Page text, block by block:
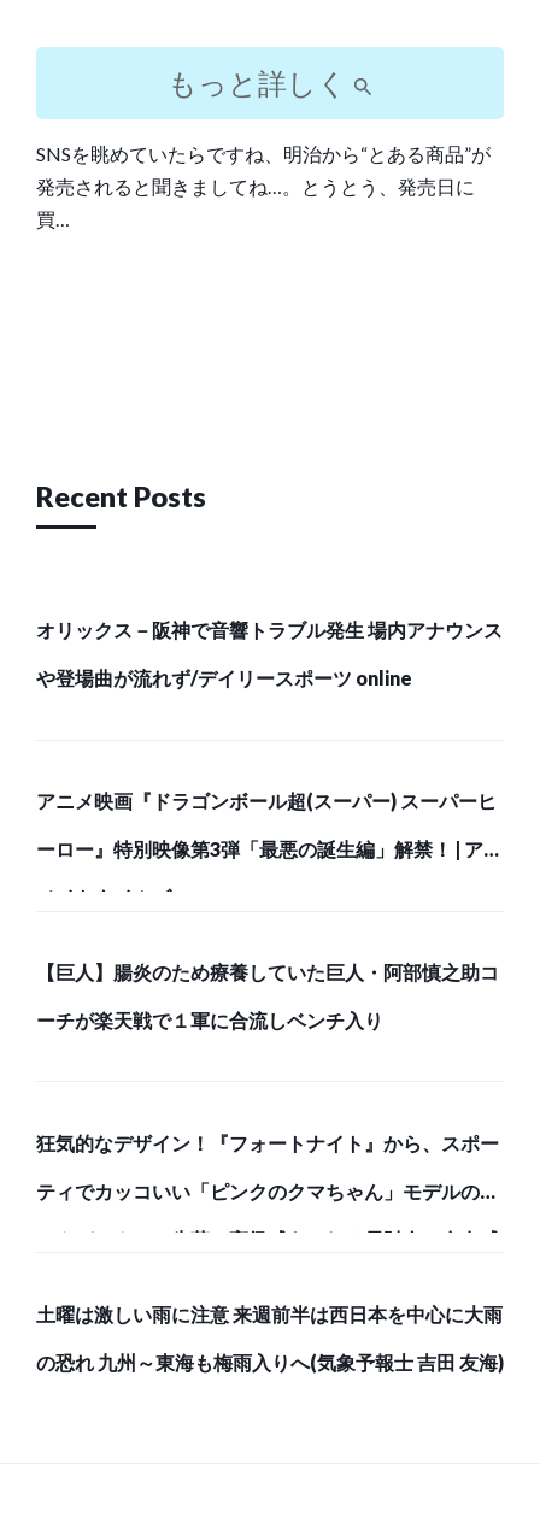
もっと詳しく
SNSを眺めていたらですね、明治から“とある商品”が
発売されると聞きましてね…。とうとう、発売日に
買…
Recent Posts
オリックス－阪神で音響トラブル発生 場内アナウンス
や登場曲が流れず/デイリースポーツ online
アニメ映画『ドラゴンボール超(スーパー) スーパーヒ
ーロー』特別映像第3弾「最悪の誕生編」解禁！ | アニ
メイトタイムズ
【巨人】腸炎のため療養していた巨人・阿部慎之助コ
ーチが楽天戦で１軍に合流しベンチ入り
狂気的なデザイン！『フォートナイト』から、スポー
ティでカッコいい「ピンクのクマちゃん」モデルのバ
ックパックと、牛革で高級感あふれる長財布で存在感
土曜は激しい雨に注意 来週前半は西日本を中心に大雨
の恐れ 九州～東海も梅雨入りへ(気象予報士 吉田 友海)